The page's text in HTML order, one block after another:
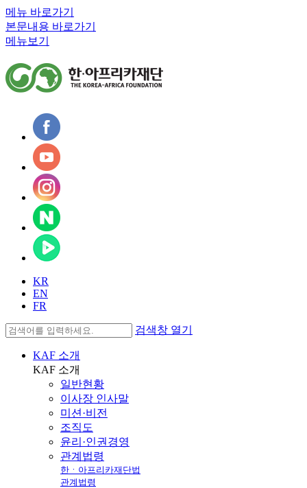
메뉴 바로가기
본문내용 바로가기
메뉴보기
KR
EN
FR
검색창 열기
KAF 소개
KAF 소개
일반현황
이사장 인사말
미션·비전
조직도
윤리·인권경영
관계법령
한ㆍ아프리카재단법
관계법령